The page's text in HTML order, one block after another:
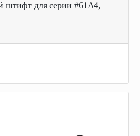
штифт для серии #61A4,